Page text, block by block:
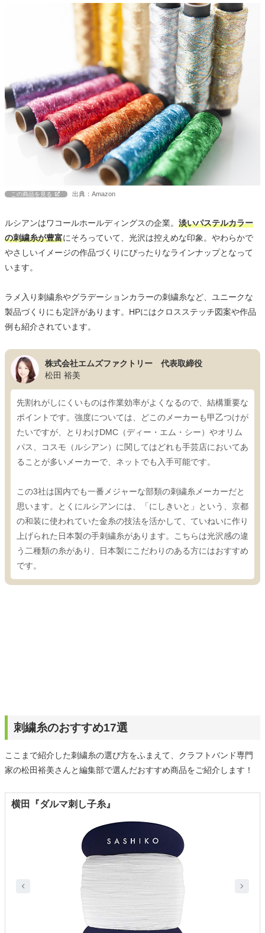
この商品を見る 出典：Amazon
ルシアンはワコールホールディングスの企業。 淡いパステルカラー
の刺繍糸が豊富にそろっていて、光沢は控えめな印象。やわらかで
やさしいイメージの作品づくりにぴったりなラインナップとなって
います。
ラメ入り刺繍糸やグラデーションカラーの刺繍糸など、ユニークな
製品づくりにも定評があります。HPにはクロスステッチ図案や作品
例も紹介されています。
株式会社エムズファクトリー 代表取締役
松田 裕美
先割れがしにくいものは作業効率がよくなるので、結構重要な
ポイントです。強度については、どこのメーカーも甲乙つけが
たいですが、とりわけDMC（ディー・エム・シー）やオリム
パス、コスモ（ルシアン）に関してはどれも手芸店においてあ
ることが多いメーカーで、ネットでも入手可能です。
この3社は国内でも一番メジャーな部類の刺繍糸メーカーだと
思います。とくにルシアンには、「にしきいと」という、京都
の和装に使われていた金糸の技法を活かして、ていねいに作り
上げられた日本製の手刺繍糸があります。こちらは光沢感の違
う二種類の糸があり、日本製にこだわりのある方にはおすすめ
です。
刺繍糸のおすすめ17選
ここまで紹介した刺繍糸の選び方をふまえて、クラフトバンド専門
家の松田裕美さんと編集部で選んだおすすめ商品をご紹介します！
横田『ダルマ刺し子糸』